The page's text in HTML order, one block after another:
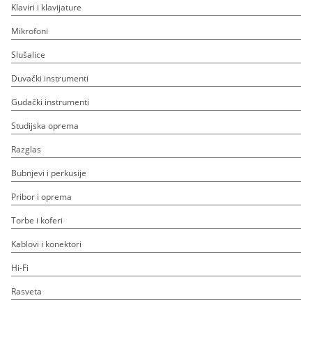
Klaviri i klavijature
Mikrofoni
Slušalice
Duvački instrumenti
Gudački instrumenti
Studijska oprema
Razglas
Bubnjevi i perkusije
Pribor i oprema
Torbe i koferi
Kablovi i konektori
Hi-Fi
Rasveta